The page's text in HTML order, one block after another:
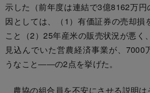
示した（前年度は連結で3億8162万
因としては、（1）有価証券の売却損
こと（2）25年産米の販売状況が悪く
見込んでいた営農経済事業が、7000
うなこと――の2点を挙げた。
農協の組合員を不安にさせる説明は